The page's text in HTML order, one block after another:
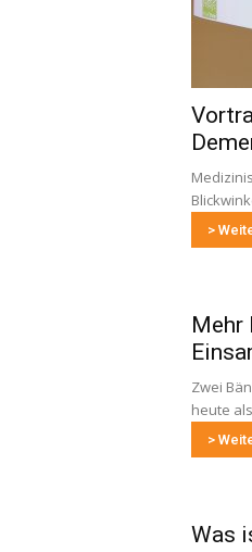
>
Mehr
Zwei
heute
>
Was